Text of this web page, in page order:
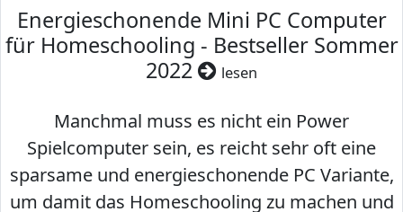
Energieschonende Mini PC Computer
für Homeschooling - Bestseller Sommer
2022
lesen
Manchmal muss es nicht ein Power
Spielcomputer sein, es reicht sehr oft eine
sparsame und energieschonende PC Variante,
um damit das Homeschooling zu machen und